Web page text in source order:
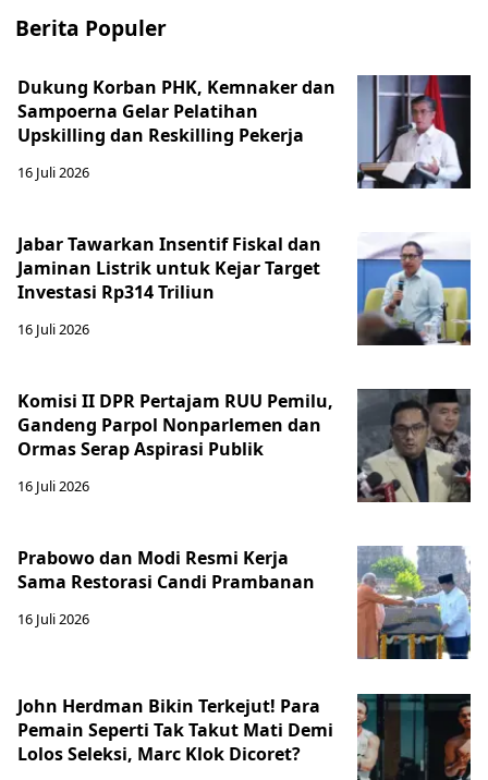
Berita Populer
Dukung Korban PHK, Kemnaker dan
Sampoerna Gelar Pelatihan
Upskilling dan Reskilling Pekerja
16 Juli 2026
Jabar Tawarkan Insentif Fiskal dan
Jaminan Listrik untuk Kejar Target
Investasi Rp314 Triliun
16 Juli 2026
Komisi II DPR Pertajam RUU Pemilu,
Gandeng Parpol Nonparlemen dan
Ormas Serap Aspirasi Publik
16 Juli 2026
Prabowo dan Modi Resmi Kerja
Sama Restorasi Candi Prambanan
16 Juli 2026
John Herdman Bikin Terkejut! Para
Pemain Seperti Tak Takut Mati Demi
Lolos Seleksi, Marc Klok Dicoret?